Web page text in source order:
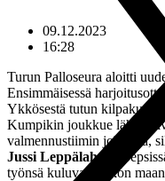
09.12.2023
16:28
Turun Palloseura aloitti
Ensimmäisessä
Ykkösestä tutun
Kumpikin joukkue lähti
valmennustiimin johdolla,
Jussi Leppälahti
ja
työnsä kuluvan viikon